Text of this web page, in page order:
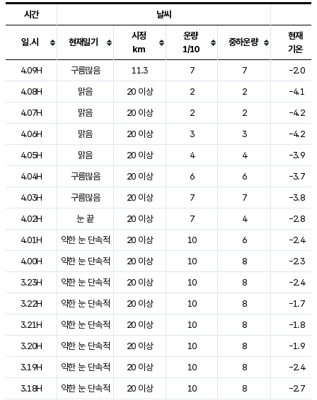
도시별 기상실황표로 지점, 날씨, 기온, 강수, 바람, 기압등을 안내한 표입
시간 날씨
일.시 현재일기
시정
km
운량
1/10
중하운량
현재
기온
4.09H
구름많음 11.3 7 7
-2.0
4.08H
맑음 20 이상 2 2
-4.1
4.07H
맑음 20 이상 2 2
-4.2
4.06H
맑음 20 이상 3 3
-4.2
4.05H
맑음 20 이상 4 4
-3.9
4.04H
구름많음 20 이상 6 6
-3.7
4.03H
구름많음 20 이상 7 7
-3.8
4.02H
눈 끝 20 이상 7 4
-2.8
4.01H
약한 눈 단속적 20 이상 10 6
-2.4
4.00H
약한 눈 단속적 20 이상 10 8
-2.3
3.23H
약한 눈 단속적 20 이상 10 8
-2.4
3.22H
약한 눈 단속적 20 이상 10 8
-1.7
3.21H
약한 눈 단속적 20 이상 10 8
-1.8
3.20H
약한 눈 단속적 20 이상 10 8
-1.9
3.19H
약한 눈 단속적 20 이상 10 8
-2.4
3.18H
약한 눈 단속적 20 이상 10 8
-2.7